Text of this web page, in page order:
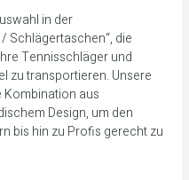
in der
Schlägertaschen“, die
Tennisschläger und
zu transportieren. Unsere
aus
Design, um den
bis hin zu Profis gerecht zu